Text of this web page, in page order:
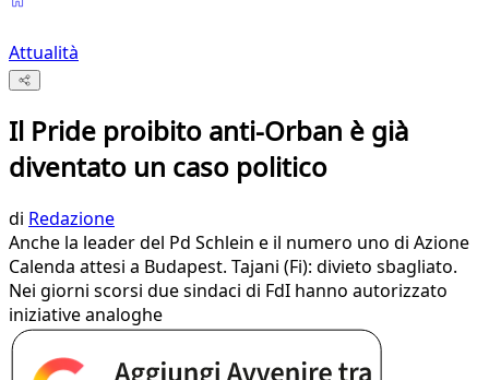
Attualità
Il Pride proibito anti-Orban è già
diventato un caso politico
di Redazione
Anche la leader del Pd Schlein e il numero uno di Azione
Calenda attesi a Budapest. Tajani (Fi): divieto sbagliato.
Nei giorni scorsi due sindaci di FdI hanno autorizzato
iniziative analoghe